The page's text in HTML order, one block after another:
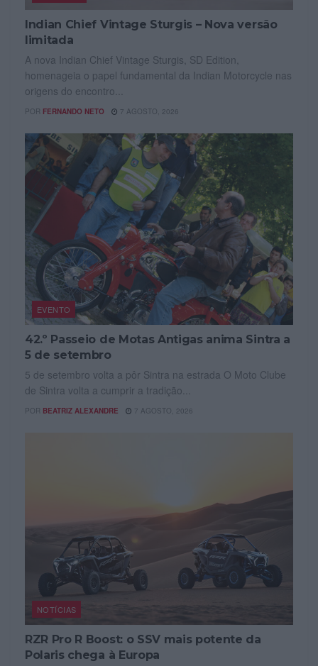
Indian Chief Vintage Sturgis – Nova versão
limitada
A nova Indian Chief Vintage Sturgis, SD Edition,
homenageia o papel fundamental da Indian Motorcycle nas
origens do encontro...
POR FERNANDO NETO 7 AGOSTO, 2026
EVENTO
42.º Passeio de Motas Antigas anima Sintra a
5 de setembro
5 de setembro volta a pôr Sintra na estrada O Moto Clube
de Sintra volta a cumprir a tradição...
POR BEATRIZ ALEXANDRE 7 AGOSTO, 2026
NOTÍCIAS
RZR Pro R Boost: o SSV mais potente da
Polaris chega à Europa